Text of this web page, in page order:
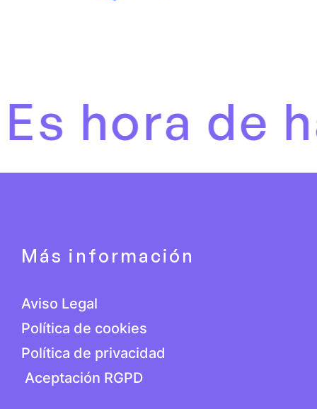
de
Más información
Aviso Legal
Política de cookies
Política de privacidad
Aceptación RGPD